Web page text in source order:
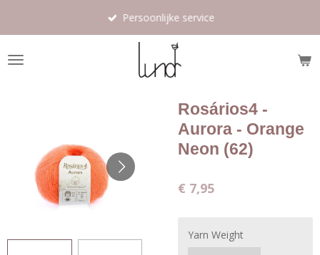
de
Persoonlijke service
Rosários4 -
Aurora - Orange
Neon (62)
€ 7,95
Yarn Weight